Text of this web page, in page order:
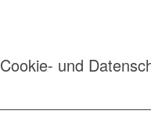
Cookie- und